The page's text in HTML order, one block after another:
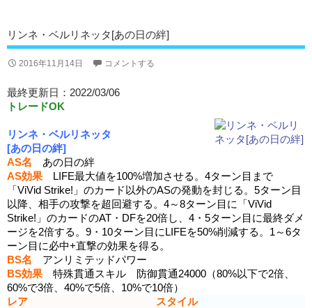
リンネ・ベルリネッタ[あの日の絆]
2016年11月14日 コメントする
最終更新日：2022/03/06
トレードOK
リンネ・ベルリネッタ
[あの日の絆]
AS名 あの日の絆
AS効果 LIFE最大値を100%増加させる。4ターン目まで
「ViVid Strike!」のカード以外のASの発動を封じる。5ターン目
以降、相手の攻撃を超回避する。4～8ターン目に「ViVid
Strike!」のカードのAT・DFを20倍し、4・5ターン目に最終ダメ
ージを2倍する。9・10ターン目にLIFEを50%削減する。1～6タ
ーン目に必中+直撃の効果を得る。
BS名 アンリミテッドパワー
BS効果 特殊貫通スキル 防御貫通24000（80%以下で2倍、
60%で3倍、40%で5倍、10%で10倍）
レア
スタイル